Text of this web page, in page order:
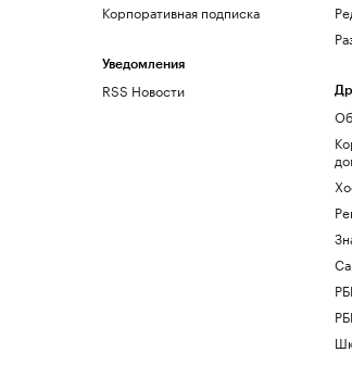
Корпоративная подписка
Уведомления
RSS Новости